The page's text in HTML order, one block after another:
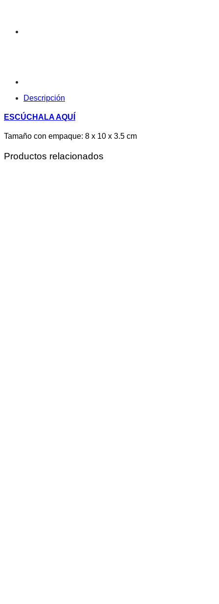
Descripción
ESCÚCHALA AQUÍ
Tamaño con empaque: 8 x 10 x 3.5 cm
Productos relacionados